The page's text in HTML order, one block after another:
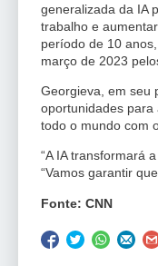
generalizada da IA
trabalho e
período de 10
março de 2023
Georgieva, em seu
oportunidades
todo o mundo com
“A IA transformará
“Vamos garantir
Fonte: CNN